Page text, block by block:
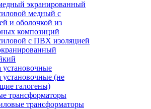
экранированный
медный с
и оболочкой из
композиций
с ПВХ изоляцией
установочные
установочные (не
галогены)
трансформаторы
трансформаторы